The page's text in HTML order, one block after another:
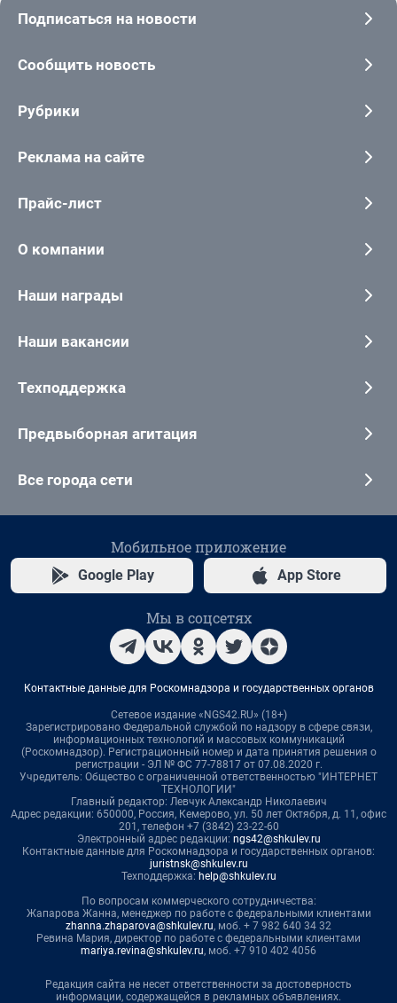
Подписаться на новости
Сообщить новость
Рубрики
Реклама на сайте
Прайс-лист
О компании
Наши награды
Наши вакансии
Техподдержка
Предвыборная агитация
Все города сети
Мобильное приложение
Google Play App Store
Мы в соцсетях
Контактные данные для Роскомнадзора и государственных органов
Сетевое издание «NGS42.RU» (18+)
Зарегистрировано Федеральной службой по надзору в сфере связи,
информационных технологий и массовых коммуникаций
(Роскомнадзор). Регистрационный номер и дата принятия решения о
регистрации - ЭЛ № ФС 77-78817 от 07.08.2020 г.
Учредитель: Общество с ограниченной ответственностью "ИНТЕРНЕТ
ТЕХНОЛОГИИ"
Главный редактор: Левчук Александр Николаевич
Адрес редакции: 650000, Россия, Кемерово, ул. 50 лет Октября, д. 11, офис
201, телефон +7 (3842) 23-22-60
Электронный адрес редакции: ngs42@shkulev.ru
Контактные данные для Роскомнадзора и государственных органов:
juristnsk@shkulev.ru
Техподдержка: help@shkulev.ru
По вопросам коммерческого сотрудничества:
Жапарова Жанна, менеджер по работе с федеральными клиентами
zhanna.zhaparova@shkulev.ru, моб. + 7 982 640 34 32
Ревина Мария, директор по работе с федеральными клиентами
mariya.revina@shkulev.ru, моб. +7 910 402 4056
Редакция сайта не несет ответственности за достоверность
информации, содержащейся в рекламных объявлениях.